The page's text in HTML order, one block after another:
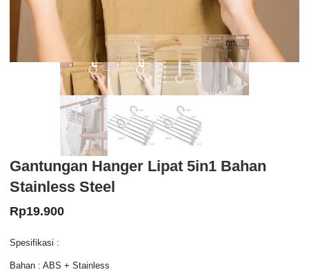
Gantungan Hanger Lipat 5in1 Bahan
Stainless Steel
Rp19.900
Spesifikasi :
Bahan : ABS + Stainless